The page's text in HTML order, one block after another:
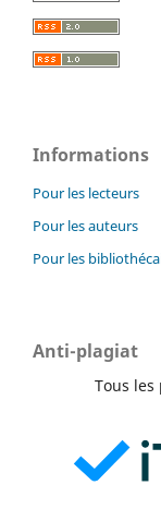
Informations
Pour les lecteurs
Pour les auteurs
Pour les
Anti-plagiat
Tous